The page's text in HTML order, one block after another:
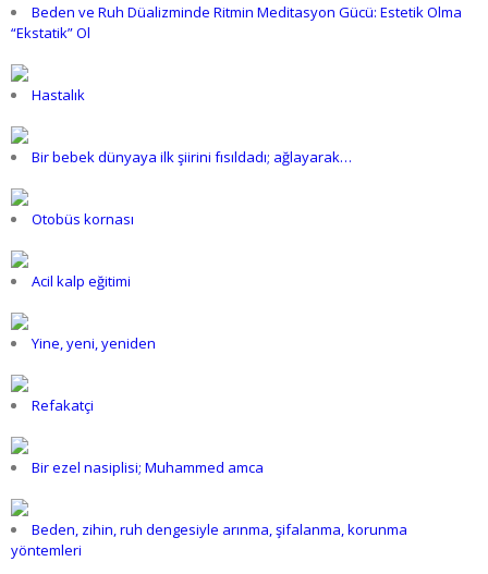
Beden ve Ruh Düalizminde Ritmin Meditasyon Gücü: Estetik Olma
“Ekstatik” Ol
Hastalık
Bir bebek dünyaya ilk şiirini fısıldadı; ağlayarak…
Otobüs kornası
Acil kalp eğitimi
Yine, yeni, yeniden
Refakatçi
Bir ezel nasiplisi; Muhammed amca
Beden, zihin, ruh dengesiyle arınma, şifalanma, korunma
yöntemleri